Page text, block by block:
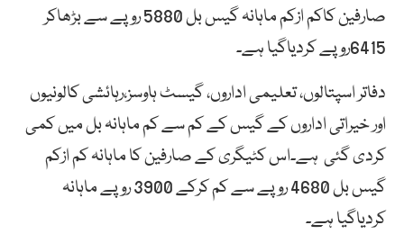
صارفین کاکم ازکم ماہانہ گیس بل 5880 روپے سے بڑھاکر
6415روپے کردیاگیا ہے۔
دفاتر اسپتالوں، تعلیمی اداروں، گیسٹ ہاوسز،رہائشی کالونیوں
اور خیراتی اداروں کے گیس کے کم سے کم ماہانہ بل میں کمی
کردی گئی ہے۔اس کٹیگری کے صارفین کا ماہانہ کم ازکم
گیس بل 4680 روپے سے کم کرکے 3900 روپے ماہانہ
کردیاگیا ہے۔